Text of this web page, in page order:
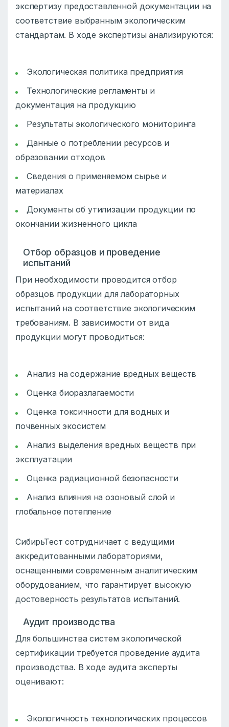
экспертизу предоставленной документации на
соответствие выбранным экологическим
стандартам. В ходе экспертизы анализируются:
Экологическая политика предприятия
Технологические регламенты и
документация на продукцию
Результаты экологического мониторинга
Данные о потреблении ресурсов и
образовании отходов
Сведения о применяемом сырье и
материалах
Документы об утилизации продукции по
окончании жизненного цикла
Отбор образцов и проведение
испытаний
При необходимости проводится отбор
образцов продукции для лабораторных
испытаний на соответствие экологическим
требованиям. В зависимости от вида
продукции могут проводиться:
Анализ на содержание вредных веществ
Оценка биоразлагаемости
Оценка токсичности для водных и
почвенных экосистем
Анализ выделения вредных веществ при
эксплуатации
Оценка радиационной безопасности
Анализ влияния на озоновый слой и
глобальное потепление
СибирьТест сотрудничает с ведущими
аккредитованными лабораториями,
оснащенными современным аналитическим
оборудованием, что гарантирует высокую
достоверность результатов испытаний.
Аудит производства
Для большинства систем экологической
сертификации требуется проведение аудита
производства. В ходе аудита эксперты
оценивают:
Экологичность технологических процессов